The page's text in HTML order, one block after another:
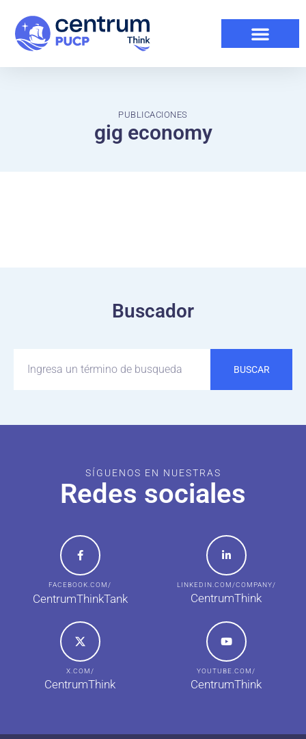
PUBLICACIONES
gig economy
Buscador
BUSCAR
SÍGUENOS EN NUESTRAS
Redes sociales
FACEBOOK.COM/
CentrumThinkTank
LINKEDIN.COM/COMPANY/
CentrumThink
X.COM/
CentrumThink
YOUTUBE.COM/
CentrumThink